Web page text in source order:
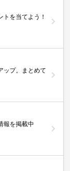
を当てよう！
ップ。まとめて
報を掲載中